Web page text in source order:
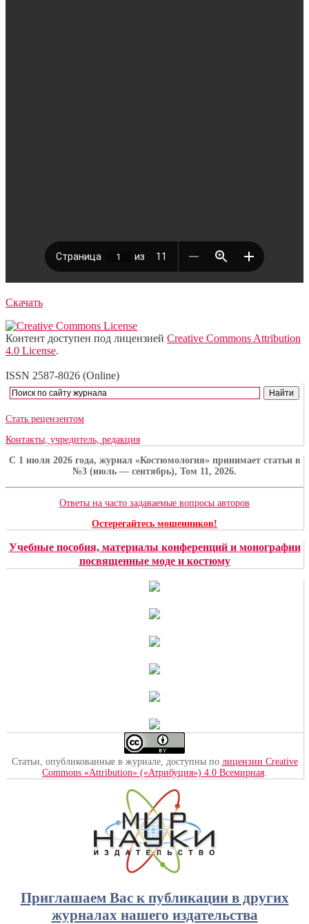
Скачать
Контент доступен под лицензией Creative Commons Attribution
4.0 License.
ISSN 2587-8026 (Online)
Стать рецензентом
Контакты, учредитель, редакция
C 1 июля 2026 года, журнал «Костюмология» принимает статьи в
№3 (июль — сентябрь), Том 11, 2026.
Ответы на часто задаваемые вопросы авторов
Остерегайтесь мошенников!
Учебные пособия, материалы конференций и монографии
посвященные моде и костюму
Статьи, опубликованные в журнале, доступны по лицензии Creative
Commons «Attribution» («Атрибуция») 4.0 Всемирная
Приглашаем Вас к публикации в других
журналах нашего издательства